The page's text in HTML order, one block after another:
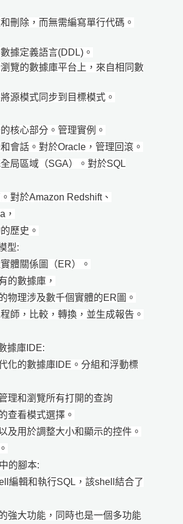
除，而無需編寫單行代碼。
定義語言(DDL)。
的數據庫平台上，來自相同數
模式同步到目標模式。
心部分。管理實例。
話。對於Oracle，管理回滾。
區域（SGA）。對於SQL
於Amazon Redshift、
，
歷史。
型:
關係圖（ER）。
數據庫，
理涉及數千個實體的ER圖。
，比較，轉換，並生成報告。
據庫IDE:
的數據庫IDE。分組和浮動標
和瀏覽所有打開的查詢
看模式選擇。
用於調整大小和顯示的控件。
的腳本:
輯和執行SQL，該shell結合了
大功能，同時也是一個多功能